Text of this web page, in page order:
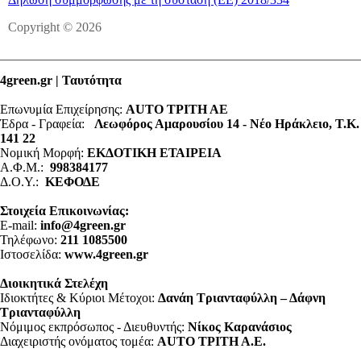
Copyright © 2026
4green.gr | Ταυτότητα
Επωνυμία Επιχείρησης: AUTO ΤΡΙΤΗ ΑΕ
Έδρα - Γραφεία: Λεωφόρος Αμαρουσίου 14 - Νέο Ηράκλειο, Τ.Κ.
141 22
Νομική Μορφή: ΕΚΔΟΤΙΚΗ ΕΤΑΙΡΕΙΑ
Α.Φ.Μ.: 998384177
Δ.Ο.Υ.: ΚΕΦΟΔΕ
Στοιχεία Επικοινωνίας:
E-mail: info@4green.gr
Τηλέφωνο: 211 1085500
Ιστοσελίδα: www.4green.gr
Διοικητικά Στελέχη
Ιδιοκτήτες & Κύριοι Μέτοχοι: Δανάη Τριανταφύλλη – Δάφνη
Τριανταφύλλη
Νόμιμος εκπρόσωπος - Διευθυντής: Νίκος Καρανάσιος
Διαχειριστής ονόματος τομέα: ΑUTO ΤΡΙΤΗ Α.Ε.